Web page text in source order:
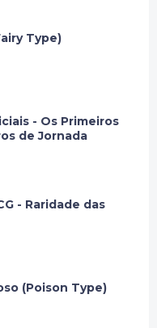
Type)
- Os Primeiros
de Jornada
- Raridade das
(Poison Type)